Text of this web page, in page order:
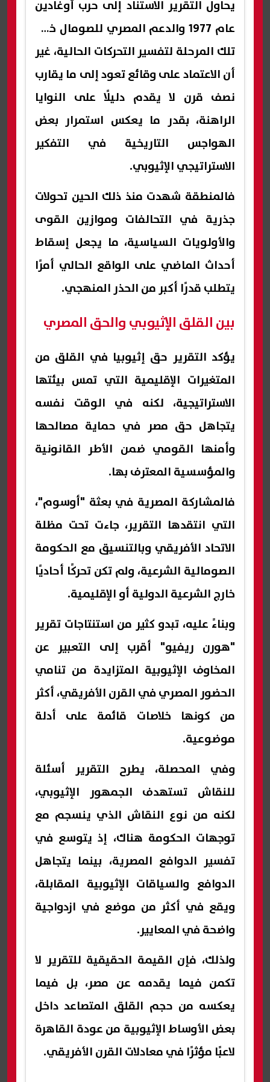
يحاول التقرير الاستناد إلى حرب أوغادين
عام 1977 والدعم المصري للصومال خلال
تلك المرحلة لتفسير التحركات الحالية، غير
أن الاعتماد على وقائع تعود إلى ما يقارب
نصف قرن لا يقدم دليلًا على النوايا
الراهنة، بقدر ما يعكس استمرار بعض
الهواجس التاريخية في التفكير
الاستراتيجي الإثيوبي.
فالمنطقة شهدت منذ ذلك الحين تحولات
جذرية في التحالفات وموازين القوى
والأولويات السياسية، ما يجعل إسقاط
أحداث الماضي على الواقع الحالي أمرًا
يتطلب قدرًا أكبر من الحذر المنهجي.
بين القلق الإثيوبي والحق المصري
يؤكد التقرير حق إثيوبيا في القلق من
المتغيرات الإقليمية التي تمس بيئتها
الاستراتيجية، لكنه في الوقت نفسه
يتجاهل حق مصر في حماية مصالحها
وأمنها القومي ضمن الأطر القانونية
والمؤسسية المعترف بها.
فالمشاركة المصرية في بعثة "أوسوم"،
التي انتقدها التقرير، جاءت تحت مظلة
الاتحاد الأفريقي وبالتنسيق مع الحكومة
الصومالية الشرعية، ولم تكن تحركًا أحاديًا
خارج الشرعية الدولية أو الإقليمية.
وبناءً عليه، تبدو كثير من استنتاجات تقرير
"هورن ريفيو" أقرب إلى التعبير عن
المخاوف الإثيوبية المتزايدة من تنامي
الحضور المصري في القرن الأفريقي، أكثر
من كونها خلاصات قائمة على أدلة
موضوعية.
وفي المحصلة، يطرح التقرير أسئلة
للنقاش تستهدف الجمهور الإثيوبي،
لكنه من نوع النقاش الذي ينسجم مع
توجهات الحكومة هناك، إذ يتوسع في
تفسير الدوافع المصرية، بينما يتجاهل
الدوافع والسياقات الإثيوبية المقابلة،
ويقع في أكثر من موضع في ازدواجية
واضحة في المعايير.
ولذلك، فإن القيمة الحقيقية للتقرير لا
تكمن فيما يقدمه عن مصر، بل فيما
يعكسه من حجم القلق المتصاعد داخل
بعض الأوساط الإثيوبية من عودة القاهرة
لاعبًا مؤثرًا في معادلات القرن الأفريقي.